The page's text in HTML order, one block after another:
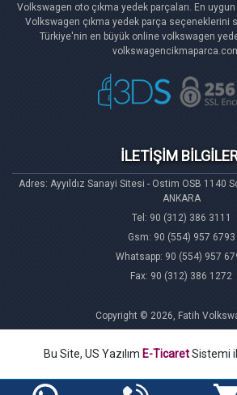
Volkswagen oto çıkma yedek parçaları. En
Volkswagen çıkma yedek parça seçeneklerini
Türkiye'nin en büyük online volkswagen
İLETİŞİM
Adres: Ayyıldız Sanayi Sitesi - Ostim OSB 1140
ANKARA
Tel: 90 (312) 386 3111
Gsm: 90 (554) 957 6793
Whatsapp: 90 (554) 957
Fax: 90 (312) 386 1272
Copyright © 2026, Fatih
Bu Site, US Yazılım E-TicaretSistemi